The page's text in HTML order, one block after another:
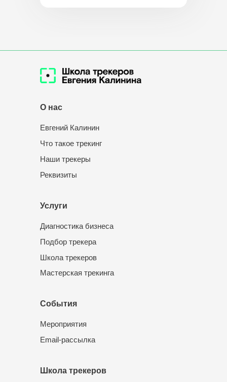
О нас
Евгений Калинин
Наши трекеры
Реквизиты
Что такое трекинг
Услуги
Диагностика бизнеса
Школа трекеров
Подбор трекера
Школа трекеров
События
Мероприятия
Email-рассылка
Мастерская трекинга